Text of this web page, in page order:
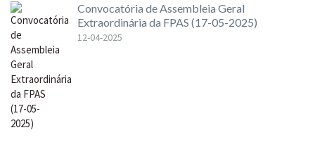
Convocatória de Assembleia Geral
Extraordinária da FPAS (17-05-2025)
12-04-2025